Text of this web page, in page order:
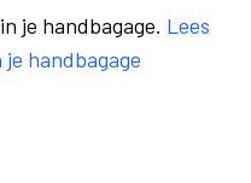
je handbagage. Lees
handbagage